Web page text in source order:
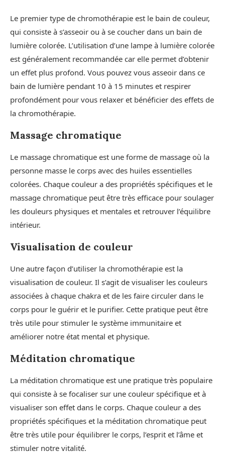
Le premier type de chromothérapie est le bain de couleur,
qui consiste à s’asseoir ou à se coucher dans un bain de
lumière colorée. L’utilisation d’une lampe à lumière colorée
est généralement recommandée car elle permet d’obtenir
un effet plus profond. Vous pouvez vous asseoir dans ce
bain de lumière pendant 10 à 15 minutes et respirer
profondément pour vous relaxer et bénéficier des effets de
la chromothérapie.
Massage chromatique
Le massage chromatique est une forme de massage où la
personne masse le corps avec des huiles essentielles
colorées. Chaque couleur a des propriétés spécifiques et le
massage chromatique peut être très efficace pour soulager
les douleurs physiques et mentales et retrouver l’équilibre
intérieur.
Visualisation de couleur
Une autre façon d’utiliser la chromothérapie est la
visualisation de couleur. Il s’agit de visualiser les couleurs
associées à chaque chakra et de les faire circuler dans le
corps pour le guérir et le purifier. Cette pratique peut être
très utile pour stimuler le système immunitaire et
améliorer notre état mental et physique.
Méditation chromatique
La méditation chromatique est une pratique très populaire
qui consiste à se focaliser sur une couleur spécifique et à
visualiser son effet dans le corps. Chaque couleur a des
propriétés spécifiques et la méditation chromatique peut
être très utile pour équilibrer le corps, l’esprit et l’âme et
stimuler notre vitalité.